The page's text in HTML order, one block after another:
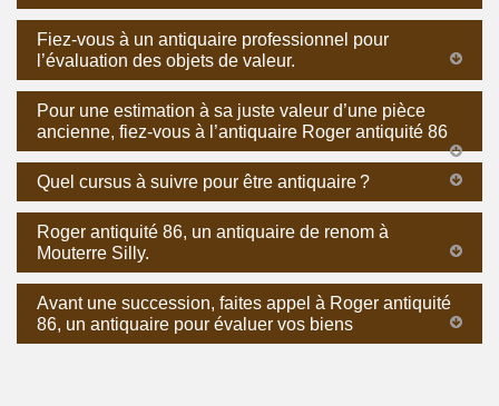
Fiez-vous à un antiquaire professionnel pour
l’évaluation des objets de valeur.
Pour une estimation à sa juste valeur d’une pièce
ancienne, fiez-vous à l’antiquaire Roger antiquité 86
Quel cursus à suivre pour être antiquaire ?
Roger antiquité 86, un antiquaire de renom à
Mouterre Silly.
Avant une succession, faites appel à Roger antiquité
86, un antiquaire pour évaluer vos biens